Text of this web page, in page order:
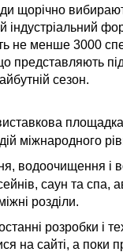
щорічно
не менше 3000
сезон.
міжнародного
водоочищення і
саун та спа,
розділи.
розробки і
на сайті, а поки